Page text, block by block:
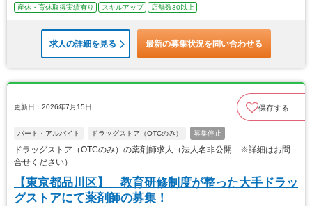
産休・育休取得実績有り
スキルアップ 店舗数30以上
求人の詳細を見る 最新の募集状況を問い合わせる
更新日：2026年7月15日 保存する
パート・アルバイト ドラッグストア（OTCのみ） 募集停止
ドラッグストア（OTCのみ）の薬剤師求人（法人名非公開 ※詳細はお問
合せください）
【東京都品川区】 教育研修制度が整った大手ドラッ
グストアにて薬剤師の募集！